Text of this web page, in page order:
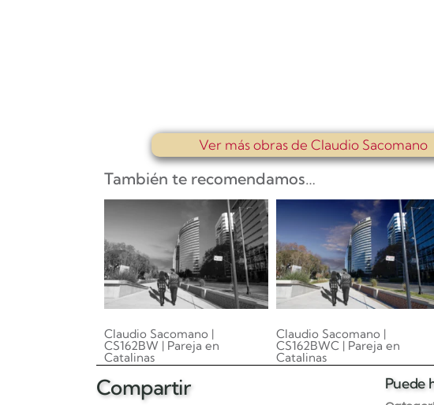
Ver más obras de Claudio Sacomano
También te recomendamos…
Claudio Sacomano |
CS162BW | Pareja en
Catalinas
Leer más
Claudio Sacomano |
CS162BWC | Pareja en
Catalinas
Añadir al carrito
Compartir Puede